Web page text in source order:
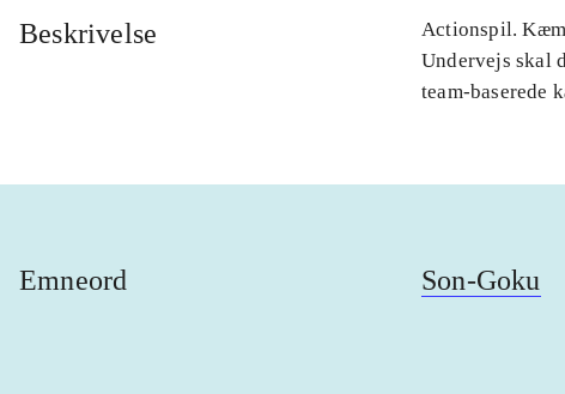
Beskrivelse
Actionspil.
Undervejs skal
team-baserede
Emneord Son-Goku